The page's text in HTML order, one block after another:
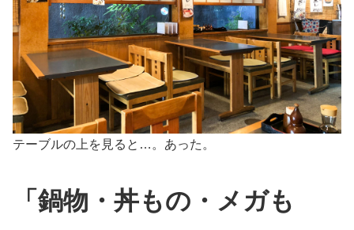
テーブルの上を見ると…。あった。
「鍋物・丼もの・メガも